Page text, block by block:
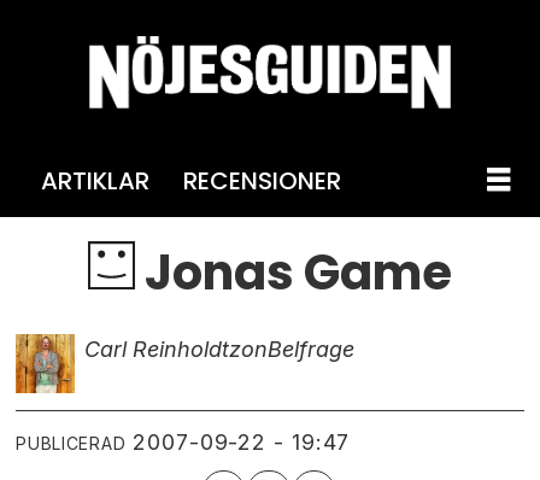
ARTIKLAR RECENSIONER
Jonas Game
Carl ReinholdtzonBelfrage
PUBLICERAD 2007-09-22 - 19:47